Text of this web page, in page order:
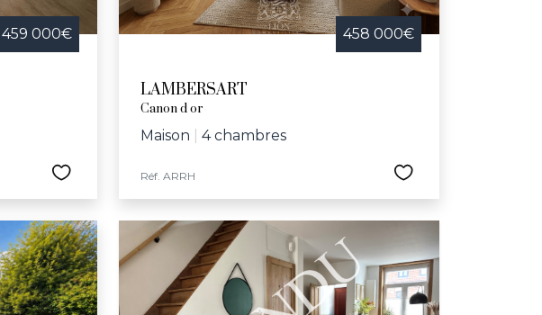
459 000€ 458 000€
LAMBERSART
Canon d or
Maison 4 chambres
Réf. ARRH